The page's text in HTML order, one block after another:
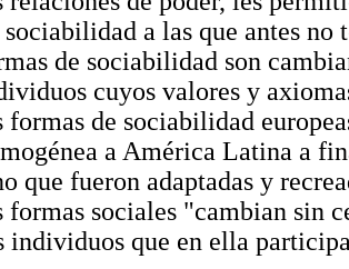
sociabilidad a las que antes no
de sociabilidad son
cuyos valores y
formas de sociabilidad
a América Latina a
que fueron adaptadas y
formas sociales "cambian sin
individuos que en ella